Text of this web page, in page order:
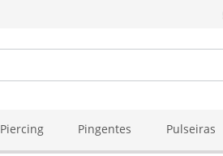
Piercing Pingentes Pulseiras